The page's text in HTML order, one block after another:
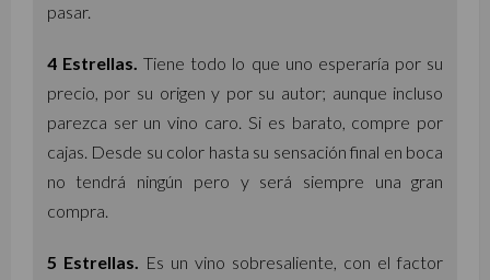
pasar.
4 Estrellas. Tiene todo lo que uno esperaría por su
precio, por su origen y por su autor; aunque incluso
parezca ser un vino caro. Si es barato, compre por
cajas. Desde su color hasta su sensación final en boca
no tendrá ningún pero y será siempre una gran
compra.
5 Estrellas. Es un vino sobresaliente, con el factor